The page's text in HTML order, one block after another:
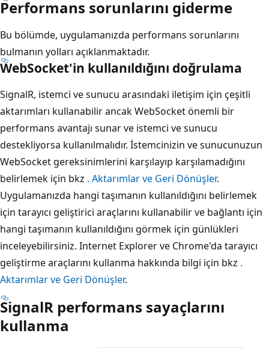
Performans sorunlarını giderme
Bu bölümde, uygulamanızda performans sorunlarını
bulmanın yolları açıklanmaktadır.
WebSocket'in kullanıldığını doğrulama
SignalR, istemci ve sunucu arasındaki iletişim için çeşitli
aktarımları kullanabilir ancak WebSocket önemli bir
performans avantajı sunar ve istemci ve sunucu
destekliyorsa kullanılmalıdır. İstemcinizin ve sunucunuzun
WebSocket gereksinimlerini karşılayıp karşılamadığını
belirlemek için bkz . Aktarımlar ve Geri Dönüşler.
Uygulamanızda hangi taşımanın kullanıldığını belirlemek
için tarayıcı geliştirici araçlarını kullanabilir ve bağlantı için
hangi taşımanın kullanıldığını görmek için günlükleri
inceleyebilirsiniz. Internet Explorer ve Chrome'da tarayıcı
geliştirme araçlarını kullanma hakkında bilgi için bkz .
Aktarımlar ve Geri Dönüşler.
SignalR performans sayaçlarını
kullanma